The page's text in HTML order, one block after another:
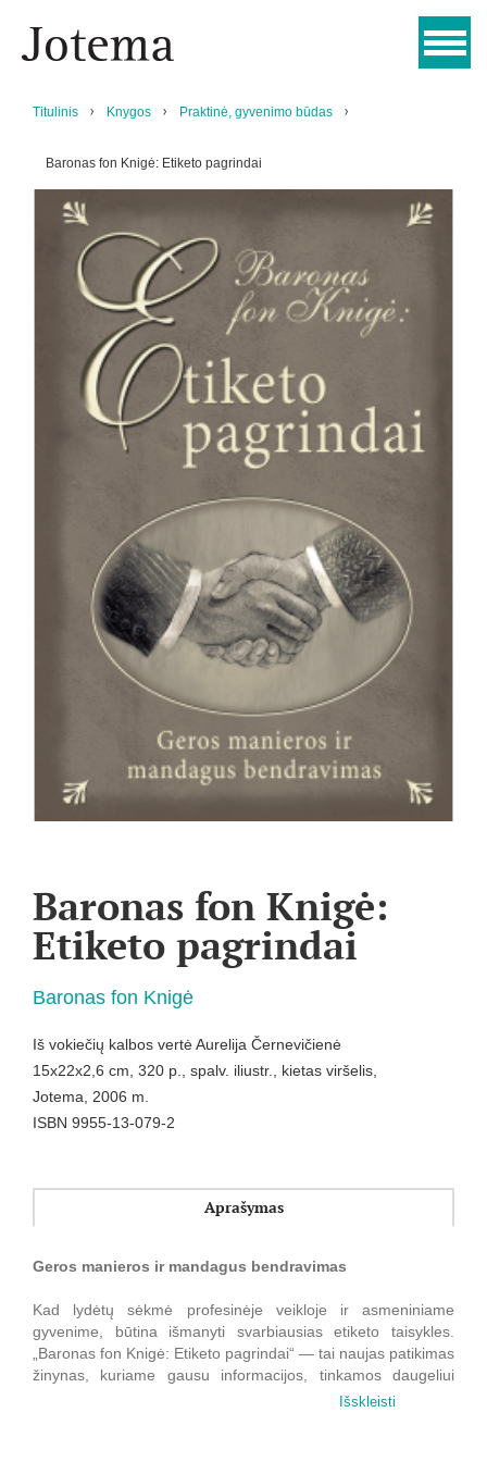
Titulinis Knygos Praktinė, gyvenimo būdas
Baronas fon Knigė: Etiketo pagrindai
Baronas fon Knigė:
Etiketo pagrindai
Baronas fon Knigė
Iš vokiečių kalbos vertė Aurelija Černevičienė
15x22x2,6 cm, 320 p., spalv. iliustr., kietas viršelis,
Jotema, 2006 m.
ISBN 9955-13-079-2
Aprašymas
Geros manieros ir mandagus bendravimas
Kad lydėtų sėkmė profesinėje veikloje ir asmeniniame
gyvenime, būtina išmanyti svarbiausias etiketo taisykles.
„Baronas fon Knigė: Etiketo pagrindai“ — tai naujas patikimas
žinynas, kuriame gausu informacijos, tinkamos daugeliui
šiuolaikinio gyvenimo situacijų. Žmogus, siekiantis išmokti
Išskleisti